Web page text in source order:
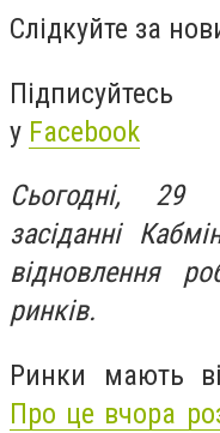
Слідкуйте за
у Facebook
Сьогодні, 29
засіданні
відновлення
ринків.
Ринки мають
Про це вчора